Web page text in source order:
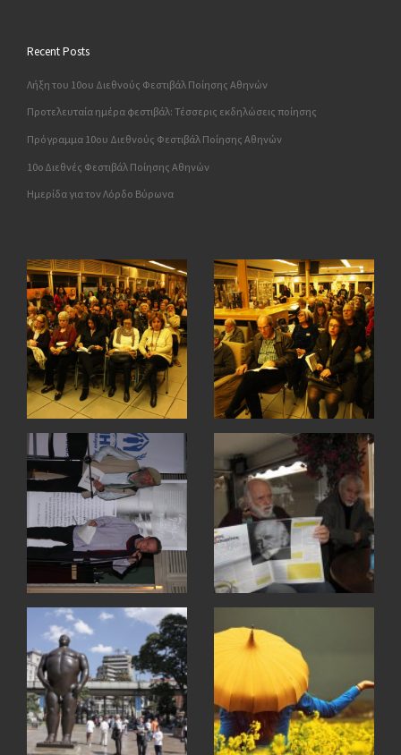
Recent Posts
Λήξη του 10ου Διεθνούς Φεστιβάλ Ποίησης Αθηνών
Προτελευταία ημέρα φεστιβάλ: Τέσσερις εκδηλώσεις ποίησης
Πρόγραμμα 10ου Διεθνούς Φεστιβάλ Ποίησης Αθηνών
10o Διεθνές Φεστιβάλ Ποίησης Αθηνών
Ημερίδα για τον Λόρδο Βύρωνα